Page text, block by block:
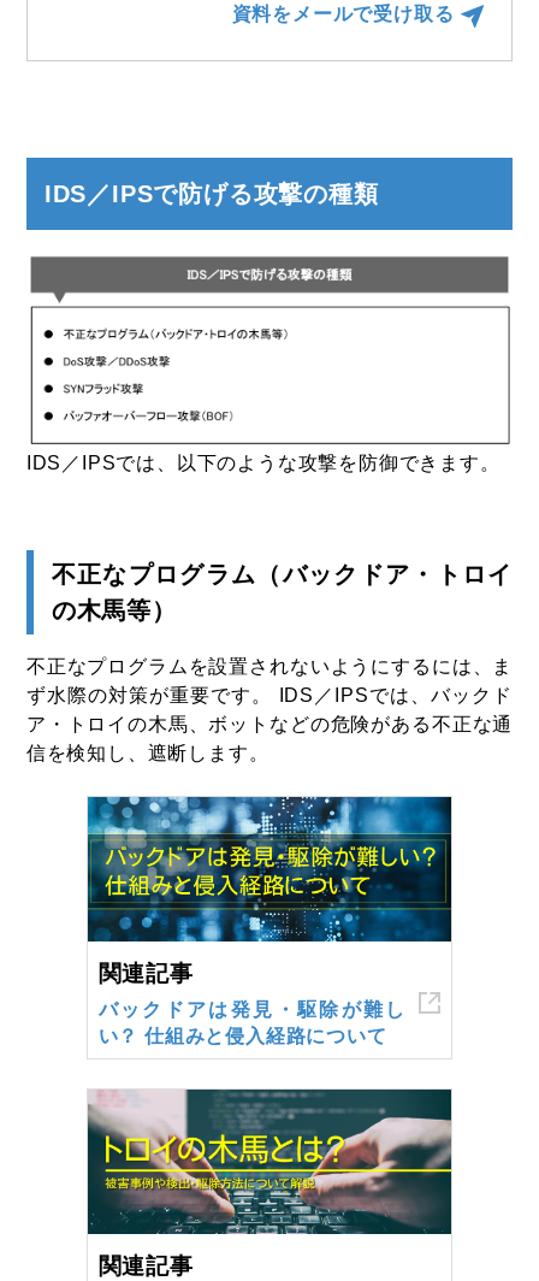
資料をメールで受け取る
IDS／IPSで防げる攻撃の種類
IDS／IPSでは、以下のような攻撃を防御できます。
不正なプログラム（バックドア・トロイ
の木馬等）
不正なプログラムを設置されないようにするには、ま
ず水際の対策が重要です。 IDS／IPSでは、バックド
ア・トロイの木馬、ボットなどの危険がある不正な通
信を検知し、遮断します。
関連記事
バックドアは発見・駆除が難し
い？ 仕組みと侵入経路について
関連記事